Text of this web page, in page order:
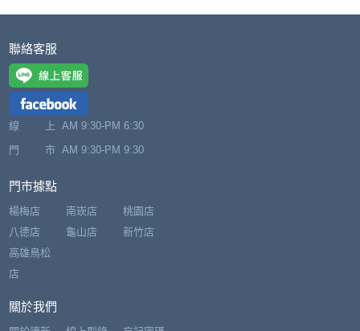
聯絡客服
線 上 AM 9:30-PM 6:30
門 市 AM 9:30-PM 9:30
門市據點
楊梅店
八德店
南崁店
龜山店
桃園店
新竹店
高雄鳥松
店
關於我們